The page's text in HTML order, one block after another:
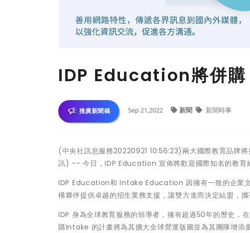
IDP Education將併
推廣新聞稿 Sep 21,2022 新聞 新聞時事
(中央社訊息服務20220921 10:56:23)兩大國際教育品牌
訊) -- 今日，IDP Education 宣佈將歡迎國際知名的教育
IDP Education和 Intake Education 因擁有一致的企業文
構夥伴提供卓越的招生業務支援，讓雙方進而決定結盟，
IDP 身為全球教育服務的領導者，擁有超過50年的歷史，
購Intake 的計畫將為其擴大全球營運版圖並為其團隊增添多